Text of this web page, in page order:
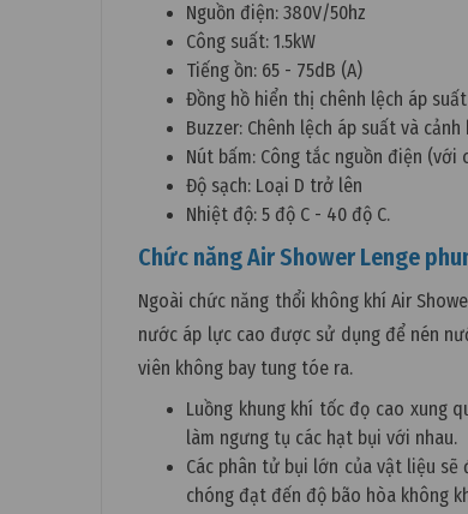
Nguồn điện: 380V/50hz
Công suất: 1.5kW
Tiếng ồn: 65 - 75dB (A)
Đồng hồ hiển thị chênh lệch áp suất
Buzzer: Chênh lệch áp suất và cảnh
Nút bấm: Công tắc nguồn điện
Độ sạch: Loại D trở lên
Nhiệt độ: 5 độ C - 40 độ C.
Chức năng Air Shower Lenge
Ngoài chức năng thổi không khí Air
nước áp lực cao được sử dụng để nén
viên không bay tung tóe ra.
Luồng khung khí tốc đọ cao xung
làm ngưng tụ các hạt bụi với nhau.
Các phân tử bụi lớn của vật liệu
chóng đạt đến độ bão hòa không